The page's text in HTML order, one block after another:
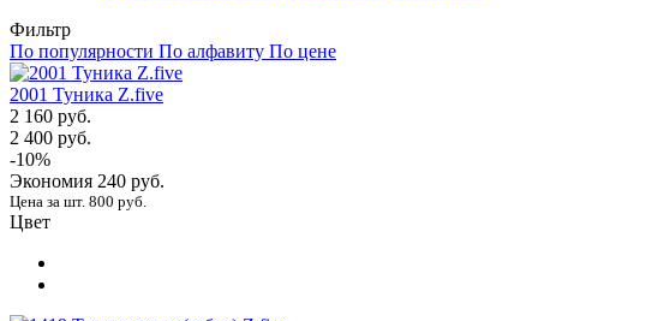
Фильтр
По популярности По алфавиту По цене
2001 Туника Z.five
2 160 руб.
2 400 руб.
-10%
Экономия 240 руб.
Цена за шт. 800 руб.
Цвет